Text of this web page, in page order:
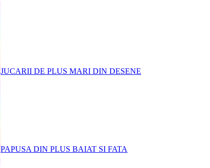
JUCARII DE PLUS MARI DIN DESENE
PAPUSA DIN PLUS BAIAT SI FATA